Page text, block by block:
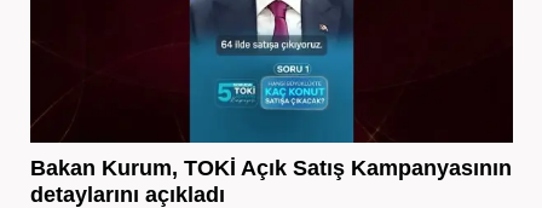
Bakan Kurum, TOKİ Açık Satış Kampanyasının
detaylarını açıkladı